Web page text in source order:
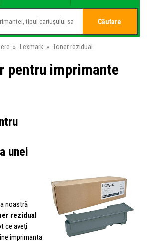
Căutare
» Lexmark » Toner rezidual
pentru imprimante
unei
noastră
rezidual
ce aveți
imprimanta